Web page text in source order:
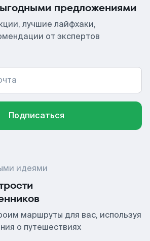
предложениями
лучшие лайфхаки,
от экспертов
Подписаться
идеями
маршруты для вас, используя
о путешествиях